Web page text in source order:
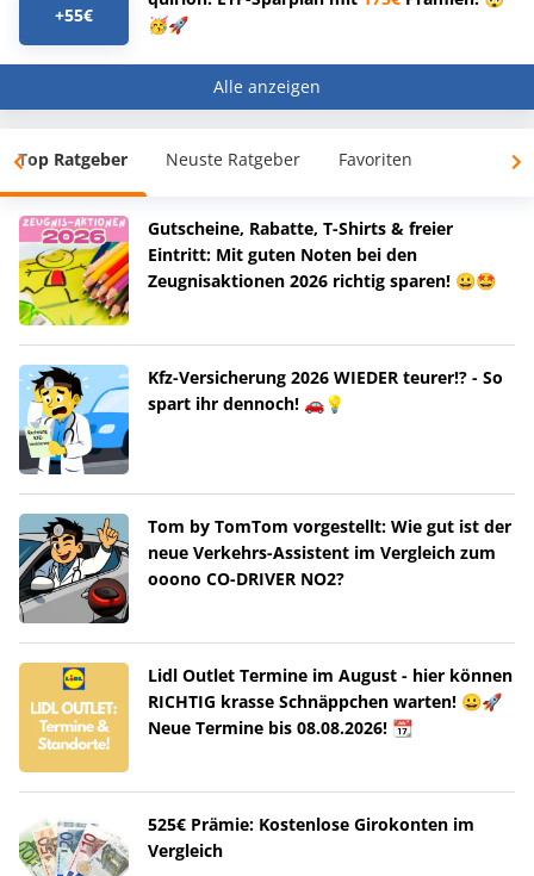
+55€
🥳🚀
Alle anzeigen
Top Ratgeber Neuste Ratgeber Favoriten
Gutscheine, Rabatte, T-Shirts & freier
Eintritt: Mit guten Noten bei den
Zeugnisaktionen 2026 richtig sparen! 😀🤩
Kfz-Versicherung 2026 WIEDER teurer!? - So
spart ihr dennoch! 🚗💡
Tom by TomTom vorgestellt: Wie gut ist der
neue Verkehrs-Assistent im Vergleich zum
ooono CO-DRIVER NO2?
Lidl Outlet Termine im August - hier können
RICHTIG krasse Schnäppchen warten! 😀🚀
Neue Termine bis 08.08.2026! 📆
525€ Prämie: Kostenlose Girokonten im
Vergleich